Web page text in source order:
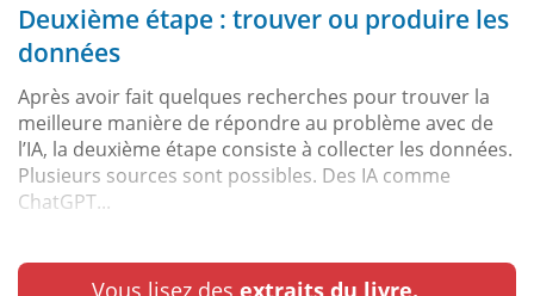
Deuxième étape : trouver ou produire les
données
Après avoir fait quelques recherches pour trouver la
meilleure manière de répondre au problème avec de
l’IA, la deuxième étape consiste à collecter les données.
Plusieurs sources sont possibles. Des IA comme
ChatGPT...
Vous lisez des extraits du livre.